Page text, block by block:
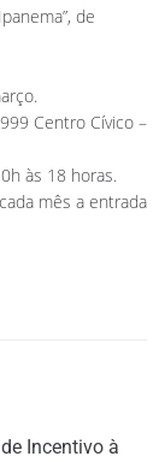
de
Centro Cívico –
às 18 horas.
mês a entrada
Incentivo à